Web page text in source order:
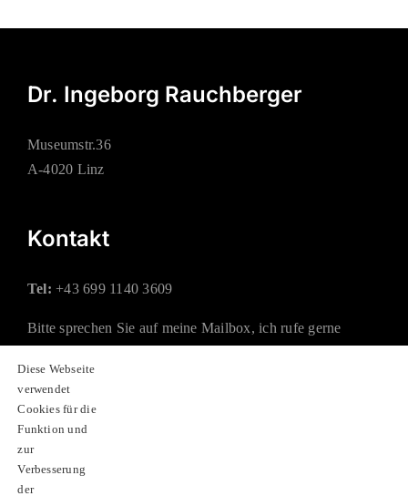
Dr. Ingeborg Rauchberger
Museumstr.36
A-4020 Linz
Kontakt
Tel: +43 699 1140 3609
Bitte sprechen Sie auf meine Mailbox, ich rufe gerne
Mail: office@rauchberger.at
Soziale Netzwerke
Diese Webseite
verwendet
Cookies für die
Funktion und
zur
Verbesserung
der